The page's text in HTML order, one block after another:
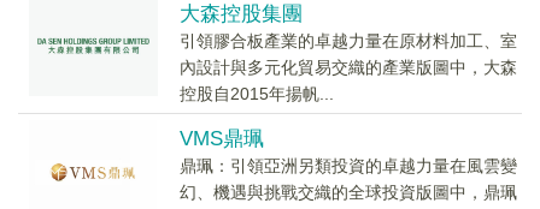
大森控股集團
引領膠合板產業的卓越力量在原材料加工、室
內設計與多元化貿易交織的產業版圖中，大森
控股自2015年揚帆...
VMS鼎珮
鼎珮：引領亞洲另類投資的卓越力量在風雲變
幻、機遇與挑戰交織的全球投資版圖中，鼎珮